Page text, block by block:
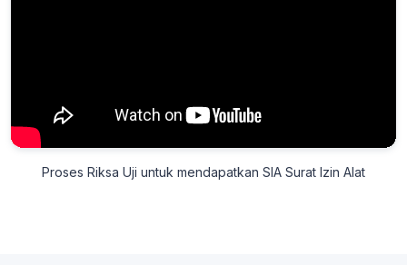
Proses Riksa Uji untuk mendapatkan SIA Surat Izin Alat